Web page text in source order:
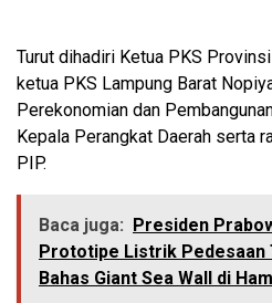
Turut dihadiri Ketua PKS
ketua PKS Lampung Barat
Perekonomian dan
Kepala Perangkat Daerah serta
PIP.
Baca juga:
Presiden
Prototipe Listrik Pedesaan
Bahas Giant Sea Wall di